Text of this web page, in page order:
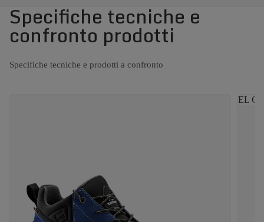
Specifiche tecniche e
confronto prodotti
Specifiche tecniche e prodotti a confronto
EL